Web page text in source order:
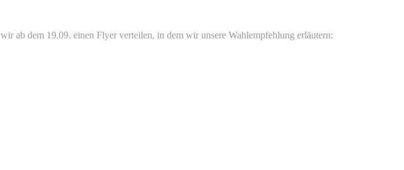
ab dem 19.09. einen Flyer verteilen, in dem wir unsere Wahlempfehlung erläutern: